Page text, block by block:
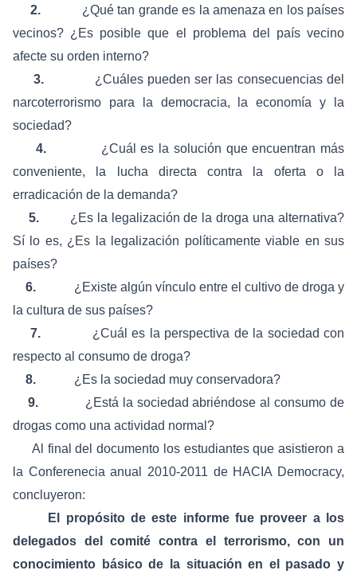
2. ¿Qué tan grande es la amenaza en los países
vecinos? ¿Es posible que el problema del país vecino
afecte su orden interno?
3. ¿Cuáles pueden ser las consecuencias del
narcoterrorismo para la democracia, la economía y la
sociedad?
4. ¿Cuál es la solución que encuentran más
conveniente, la lucha directa contra la oferta o la
erradicación de la demanda?
5. ¿Es la legalización de la droga una alternativa?
Sí lo es, ¿Es la legalización políticamente viable en sus
países?
6. ¿Existe algún vínculo entre el cultivo de droga y
la cultura de sus países?
7. ¿Cuál es la perspectiva de la sociedad con
respecto al consumo de droga?
8. ¿Es la sociedad muy conservadora?
9. ¿Está la sociedad abriéndose al consumo de
drogas como una actividad normal?
Al final del documento los estudiantes que asistieron a
la Conferenecia anual 2010-2011 de HACIA Democracy,
concluyeron:
El propósito de este informe fue proveer a los
delegados del comité contra el terrorismo, con un
conocimiento básico de la situación en el pasado y